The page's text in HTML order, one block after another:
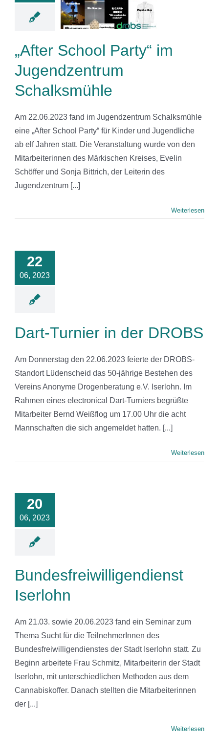
„After School Party“ im
Jugendzentrum
Schalksmühle
Am 22.06.2023 fand im Jugendzentrum Schalksmühle
eine „After School Party“ für Kinder und Jugendliche
ab elf Jahren statt. Die Veranstaltung wurde von den
Mitarbeiterinnen des Märkischen Kreises, Evelin
Schöffer und Sonja Bittrich, der Leiterin des
Jugendzentrum [...]
Weiterlesen
22
06, 2023
Turnier in
DROBS
News
Dart-Turnier in der DROBS
Am Donnerstag den 22.06.2023 feierte der DROBS-
Standort Lüdenscheid das 50-jährige Bestehen des
Vereins Anonyme Drogenberatung e.V. Iserlohn. Im
Rahmen eines electronical Dart-Turniers begrüßte
Mitarbeiter Bernd Weißflog um 17.00 Uhr die acht
Mannschaften die sich angemeldet hatten. [...]
Weiterlesen
20
06, 2023
News
Bundesfreiwilligendienst
Iserlohn
Am 21.03. sowie 20.06.2023 fand ein Seminar zum
Thema Sucht für die TeilnehmerInnen des
Bundesfreiwilligendienstes der Stadt Iserlohn statt. Zu
Beginn arbeitete Frau Schmitz, Mitarbeiterin der Stadt
Iserlohn, mit unterschiedlichen Methoden aus dem
Cannabiskoffer. Danach stellten die Mitarbeiterinnen
der [...]
Weiterlesen